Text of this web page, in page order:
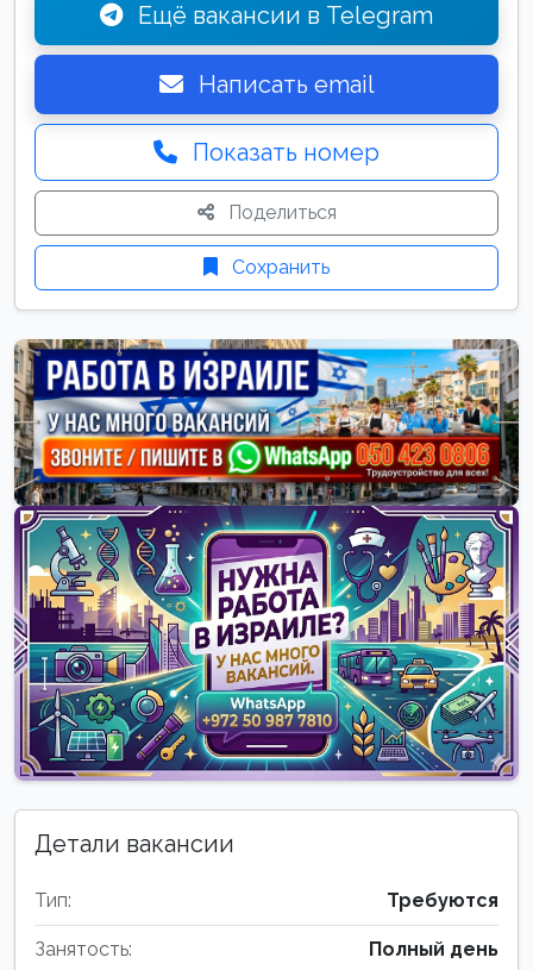
Ещё вакансии в Telegram
Написать email
Показать номер
Поделиться
Сохранить
Детали вакансии
Тип: Требуются
Занятость: Полный день